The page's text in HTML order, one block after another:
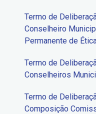
Termo de
Conselheiro
Permanente de
Termo de
Conselheiros
Termo de
Composição